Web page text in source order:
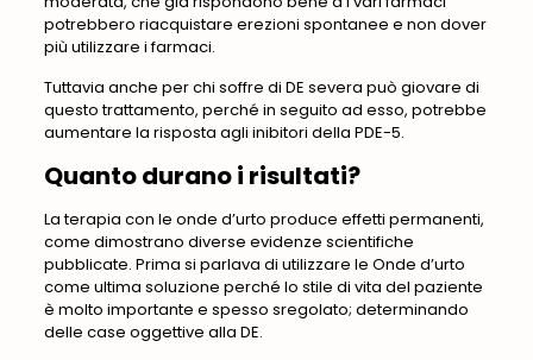
potrebbero riacquistare erezioni spontanee e non dover
più utilizzare i farmaci.
Tuttavia anche per chi soffre di DE severa può giovare di
questo trattamento, perché in seguito ad esso, potrebbe
aumentare la risposta agli inibitori della PDE-5.
Quanto durano i risultati?
La terapia con le onde d’urto produce effetti permanenti,
come dimostrano diverse evidenze scientifiche
pubblicate. Prima si parlava di utilizzare le Onde d’urto
come ultima soluzione perché lo stile di vita del paziente
è molto importante e spesso sregolato; determinando
delle case oggettive alla DE.